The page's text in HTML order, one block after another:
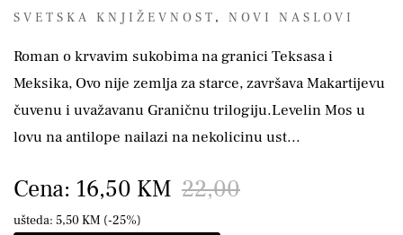
SVETSKA KNJIŽEVNOST , NOVI NASLOVI
Roman o krvavim sukobima na granici Teksasa i
Meksika, Ovo nije zemlja za starce, završava Makartijevu
čuvenu i uvažavanu Graničnu trilogiju.Levelin Mos u
lovu na antilope nailazi na nekolicinu ust...
Cena: 16,50 KM 22,00
ušteda: 5,50 KM (-25%)